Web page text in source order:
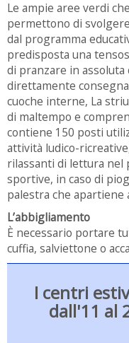
Le ampie aree verdi
permettono di
dal programma
predisposta una
di pranzare in
direttamente
cuoche interne, La
di maltempo e
contiene 150 posti
attività ludico-
rilassanti di lettura nel
sportive, in caso di
palestra che apartiene
L’abbigliamento
È necessario portare
cuffia, salviettone o
I centri
dall'11 al